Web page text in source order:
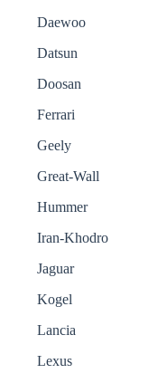
Daewoo
Datsun
Doosan
Ferrari
Geely
Great-Wall
Hummer
Iran-Khodro
Jaguar
Kogel
Lancia
Lexus